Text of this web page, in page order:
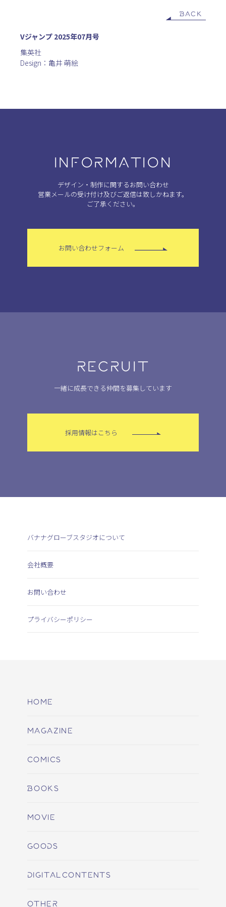
BACK
Vジャンプ 2025年07月号
集英社
Design：亀井 萌絵
INFORMATION
デザイン・制作に関するお問い合わせ
営業メールの受け付け及びご返信は致しかねます。
ご了承ください。
お問い合わせフォーム
RECRUIT
一緒に成長できる仲間を募集しています
採用情報はこちら
バナナグローブスタジオについて
会社概要
お問い合わせ
プライバシーポリシー
HOME
MAGAZINE
COMICS
BOOKS
MOVIE
GOODS
DIGITALCONTENTS
OTHER